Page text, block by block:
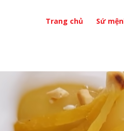
Trang chủ Sứ